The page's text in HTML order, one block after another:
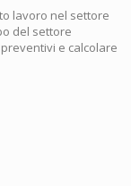
lavoro nel settore
del settore
e calcolare